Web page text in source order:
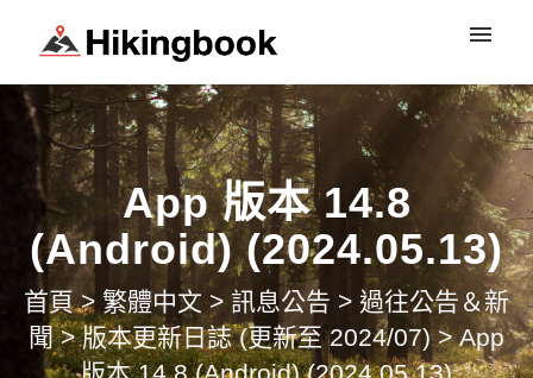
登入
App 版本 14.8
(Android) (2024.05.13)
首頁 > 繁體中文 > 訊息公告 > 過往公告＆新
聞 > 版本更新日誌 (更新至 2024/07) > App